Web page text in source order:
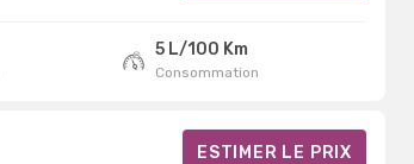
5 L/100 Km
Consommation
ESTIMER LE PRIX